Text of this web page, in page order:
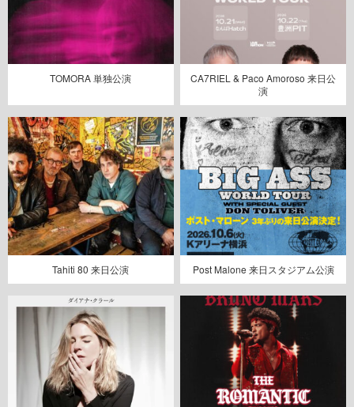
TOMORA 単独公演
CA7RIEL & Paco Amoroso 来日公
演
Tahiti 80 来日公演 Post Malone 来日スタジアム公演